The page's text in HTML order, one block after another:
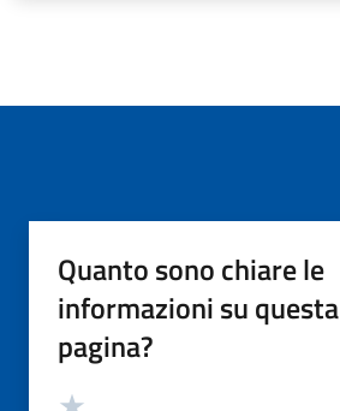
Quanto sono chiare le
informazioni su questa
pagina?
Valutazione